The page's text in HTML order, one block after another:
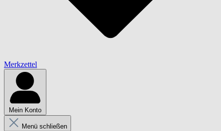
Merkzettel
Mein Konto
Menü schließen